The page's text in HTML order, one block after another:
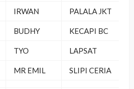
IRWAN PALALA JKT
BUDHY KECAPI BC
TYO LAPSAT
MR EMIL SLIPI CERIA